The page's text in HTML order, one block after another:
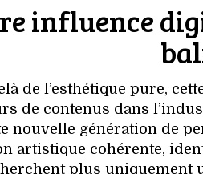
influence
de l’esthétique pure,
de contenus dans
nouvelle génération de
artistique cohérente,
plus uniquement